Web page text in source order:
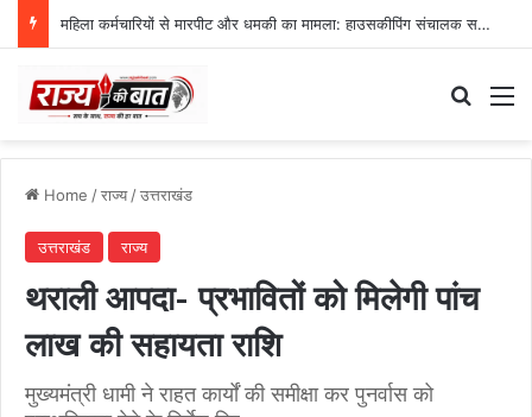
महिला कर्मचारियों से मारपीट और धमकी का मामला: हाउसकीपिंग संचालक समेत 6 के खिलाफ FIR
Home /राज्य/उत्तराखंड
उत्तराखंड राज्य
थराली आपदा- प्रभावितों को मिलेगी पांच
लाख की सहायता राशि
मुख्यमंत्री धामी ने राहत कार्यों की समीक्षा कर पुनर्वास को